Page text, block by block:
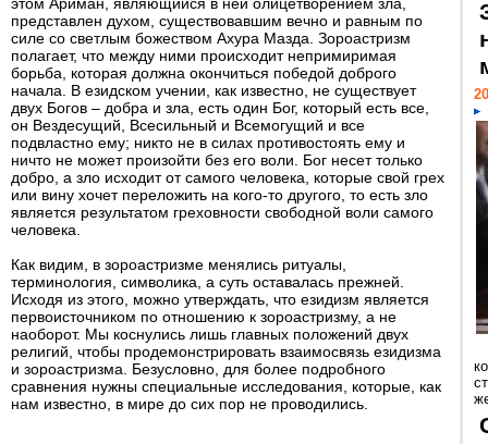
представлен духом, существовавшим вечно и равным по
силе со светлым божеством Ахура Мазда. Зороастризм
полагает, что между ними происходит непримиримая
борьба, которая должна окончиться победой доброго
начала. В езидском учении, как известно, не существует
двух Богов – добра и зла, есть один Бог, который есть все,
он Вездесущий, Всесильный и Всемогущий и все
подвластно ему; никто не в силах противостоять ему и
ничто не может произойти без его воли. Бог несет только
добро, а зло исходит от самого человека, которые свой грех
или вину хочет переложить на кого-то другого, то есть зло
является результатом греховности свободной воли самого
человека.
Как видим, в зороастризме менялись ритуалы,
терминология, символика, а суть оставалась прежней.
Исходя из этого, можно утверждать, что езидизм является
первоисточником по отношению к зороастризму, а не
наоборот. Мы коснулись лишь главных положений двух
религий, чтобы продемонстрировать взаимосвязь езидизма
и зороастризма. Безусловно, для более подробного
сравнения нужны специальные исследования, которые, как
нам известно, в мире до сих пор не проводились.